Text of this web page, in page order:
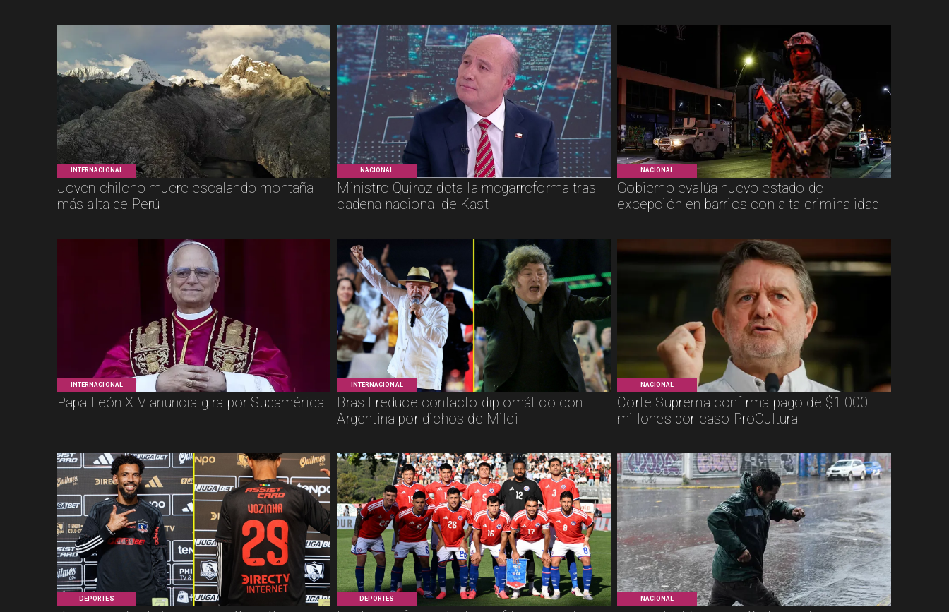
INTERNACIONAL
Joven chileno muere escalando montaña
más alta de Perú
NACIONAL
Ministro Quiroz detalla megarreforma tras
cadena nacional de Kast
NACIONAL
Gobierno evalúa nuevo estado de
excepción en barrios con alta criminalidad
INTERNACIONAL
Papa León XIV anuncia gira por Sudamérica
INTERNACIONAL
Brasil reduce contacto diplomático con
Argentina por dichos de Milei
NACIONAL
Corte Suprema confirma pago de $1.000
millones por caso ProCultura
DEPORTES DEPORTES NACIONAL